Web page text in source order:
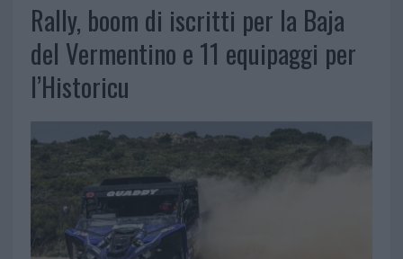
Rally, boom di iscritti per la Baja
del Vermentino e 11 equipaggi per
l’Historicu